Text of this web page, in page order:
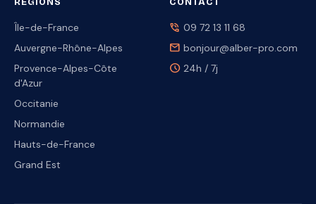
Île-de-France
Auvergne-Rhône-Alpes
Provence-Alpes-Côte
d'Azur
Occitanie
Normandie
Hauts-de-France
Grand Est
phone_in_talk 09 72 13 11 68
mail bonjour@alber-pro.com
schedule 24h / 7j